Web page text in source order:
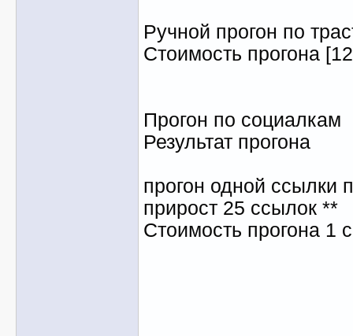
Ручной прогон по
Стоимость прогона
Прогон по социалкам
Результат прогона
прогон одной ссылки
прирост 25 ссылок **
Стоимость прогона 1